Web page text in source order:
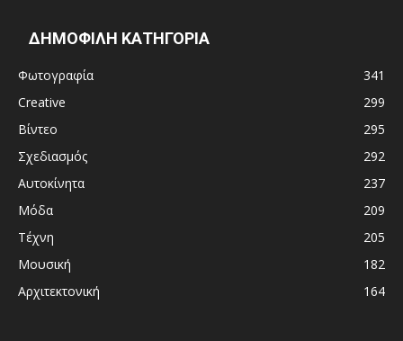
ΔΗΜΟΦΙΛΗ ΚΑΤΗΓΟΡΙΑ
Φωτογραφία
341
Creative
299
Βίντεο
295
Σχεδιασμός
292
Αυτοκίνητα
237
Μόδα
209
Τέχνη
205
Μουσική
182
Αρχιτεκτονική
164